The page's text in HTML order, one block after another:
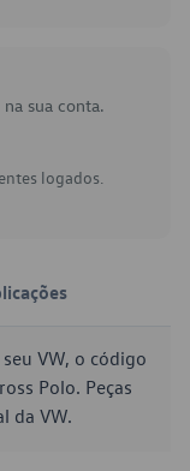
sua conta.
logados.
VW, o código
Polo. Peças
da VW.